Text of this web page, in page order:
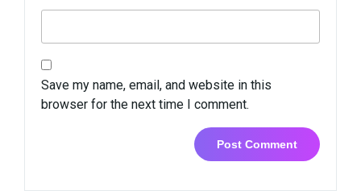
Save my name, email, and website in this
browser for the next time I comment.